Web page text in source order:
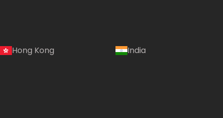
Hong Kong India